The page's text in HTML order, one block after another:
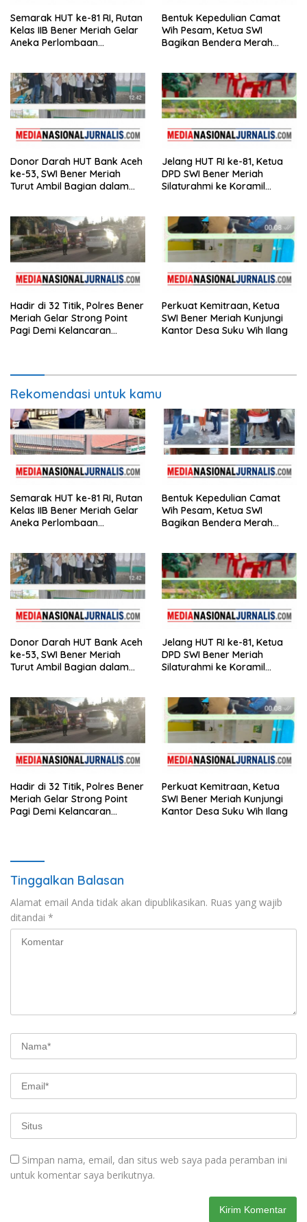
Semarak HUT ke-81 RI, Rutan
Kelas IIB Bener Meriah Gelar
Aneka Perlombaan
Bentuk Kepedulian Camat
Wih Pesam, Ketua SWI
Bagikan Bendera Merah
Donor Darah HUT Bank Aceh
ke-53, SWI Bener Meriah
Turut Ambil Bagian dalam
Jelang HUT RI ke-81, Ketua
DPD SWI Bener Meriah
Silaturahmi ke Koramil
Hadir di 32 Titik, Polres Bener
Meriah Gelar Strong Point
Pagi Demi Kelancaran
Perkuat Kemitraan, Ketua
SWI Bener Meriah Kunjungi
Kantor Desa Suku Wih Ilang
Rekomendasi untuk kamu
Semarak HUT ke-81 RI, Rutan
Kelas IIB Bener Meriah Gelar
Aneka Perlombaan
Bentuk Kepedulian Camat
Wih Pesam, Ketua SWI
Bagikan Bendera Merah
Donor Darah HUT Bank Aceh
ke-53, SWI Bener Meriah
Turut Ambil Bagian dalam
Jelang HUT RI ke-81, Ketua
DPD SWI Bener Meriah
Silaturahmi ke Koramil
Hadir di 32 Titik, Polres Bener
Meriah Gelar Strong Point
Pagi Demi Kelancaran
Perkuat Kemitraan, Ketua
SWI Bener Meriah Kunjungi
Kantor Desa Suku Wih Ilang
Tinggalkan Balasan
Alamat email Anda tidak akan dipublikasikan. Ruas yang wajib
ditandai *
Simpan nama, email, dan situs web saya pada peramban ini
untuk komentar saya berikutnya.